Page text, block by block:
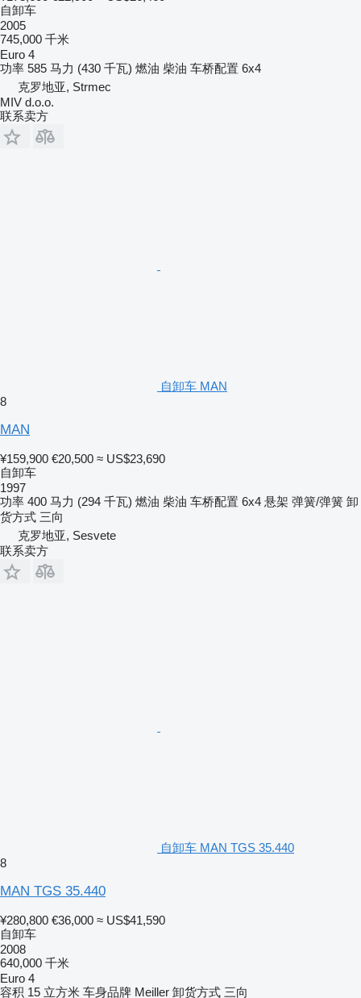
自卸车
2005
745,000 千米
Euro 4
功率 585 马力 (430 千瓦) 燃油 柴油 车桥配置 6x4
克罗地亚, Strmec
MIV d.o.o.
联系卖方
自卸车 MAN
8
MAN
¥159,900 €20,500 ≈ US$23,690
自卸车
1997
功率 400 马力 (294 千瓦) 燃油 柴油 车桥配置 6x4 悬架 弹簧/弹簧 卸
货方式 三向
克罗地亚, Sesvete
联系卖方
自卸车 MAN TGS 35.440
8
MAN TGS 35.440
¥280,800 €36,000 ≈ US$41,590
自卸车
2008
640,000 千米
Euro 4
容积 15 立方米 车身品牌 Meiller 卸货方式 三向